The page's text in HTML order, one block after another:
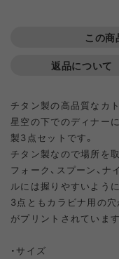
この
返品について
チタン製の高品質なカ
星空の下でのディナー
製3点セットです。
チタン製なので場所を
フォーク、スプーン、ナ
ルには握りやすいよう
3点ともカラビナ用の
がプリントされています
・サイズ